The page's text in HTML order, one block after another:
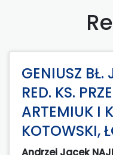
GENIUSZ
RED. KS.
ARTEMIUK I
KOTOWSKI,